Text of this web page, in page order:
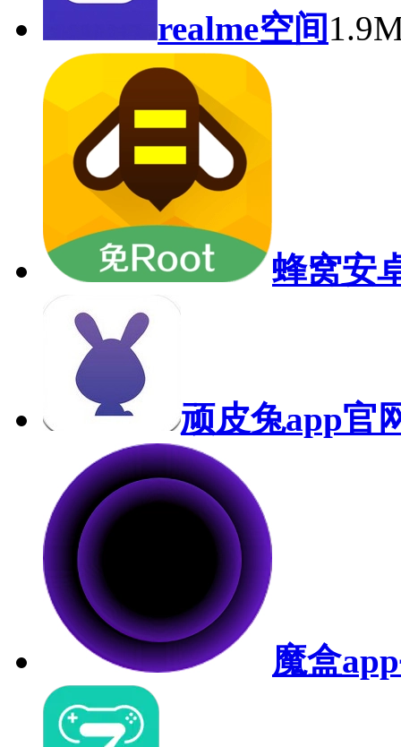
realme空间
蜂窝安
顽皮兔app官
魔盒